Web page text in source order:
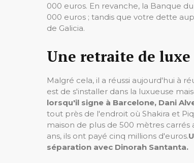
000 euros. En revanche, la Banque
000 euros ; tandis que votre dette
de Galicia.
Une retraite de luxe
Malgré cela, il a réussi aujourd'hui à
est de s'installer dans la luxueuse
lorsqu'il signe à Barcelone, Dani
tout près de l'endroit où Shakira et
maison de plus de 500 mètres
ans, ils ont payé cinq millions d'euros.
séparation avec Dinorah Santanta.